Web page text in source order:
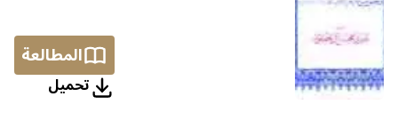
المطالعة
تحمیل